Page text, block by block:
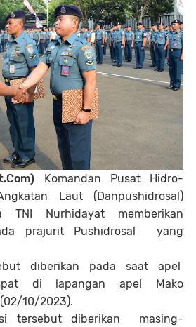
Komandan Pusat Hidro-
Laut (Danpushidrosal)
TNI Nurhidayat memberikan
prajurit Pushidrosal yang
diberikan pada saat apel
di lapangan apel Mako
10/2023).
tersebut diberikan masing-